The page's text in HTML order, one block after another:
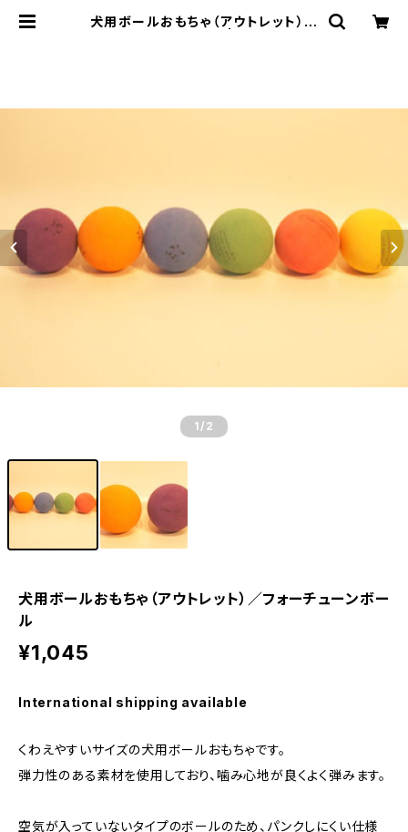
犬用ボールおもちゃ（アウトレット）／
1 /2
犬用ボールおもちゃ（アウトレット）／フォーチューンボー
ル
¥1,045
International shipping available
くわえやすいサイズの犬用ボールおもちゃです。
弾力性のある素材を使用しており、噛み心地が良くよく弾みます。
空気が入っていないタイプのボールのため、パンクしにくい仕様